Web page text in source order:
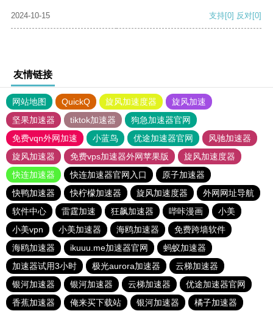
2024-10-15 支持[0] 反对[0]
友情链接
网站地图 QuickQ 旋风加速度器
旋风加速
坚果加速器
tiktok加速器
狗急加速器官网
免费vqn外网加速
小蓝鸟 优途加速器官网
风驰加速器
旋风加速器
免费vps加速器外网苹果版
旋风加速度器
快连加速器
快连加速器官网入口
原子加速器
快鸭加速器
快柠檬加速器 旋风加速度器
外网网址导航
软件中心
雷霆加速 狂飙加速器 哔咔漫画
小美
小美vpn
小美加速器 海鸥加速器
免费跨墙软件
海鸥加速器
ikuuu.me加速器官网
蚂蚁加速器
加速器试用3小时
极光aurora加速器
云梯加速器
银河加速器
银河加速器 云梯加速器
优途加速器官网
香蕉加速器
俺来买下载站 银河加速器 橘子加速器